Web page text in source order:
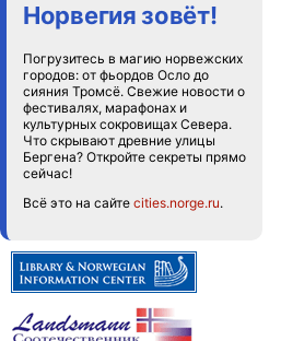
Норвегия зовёт!
Погрузитесь в магию норвежских
городов: от фьордов Осло до
сияния Тромсё. Свежие новости о
фестивалях, марафонах и
культурных сокровищах Севера.
Что скрывают древние улицы
Бергена? Откройте секреты прямо
сейчас!
Всё это на сайте cities.norge.ru.